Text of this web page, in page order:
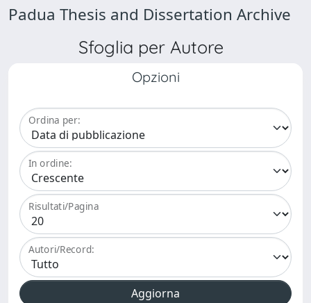
Padua Thesis and Dissertation Archive
Sfoglia per Autore
Opzioni
Ordina per:
In ordine:
Risultati/Pagina
Autori/Record: